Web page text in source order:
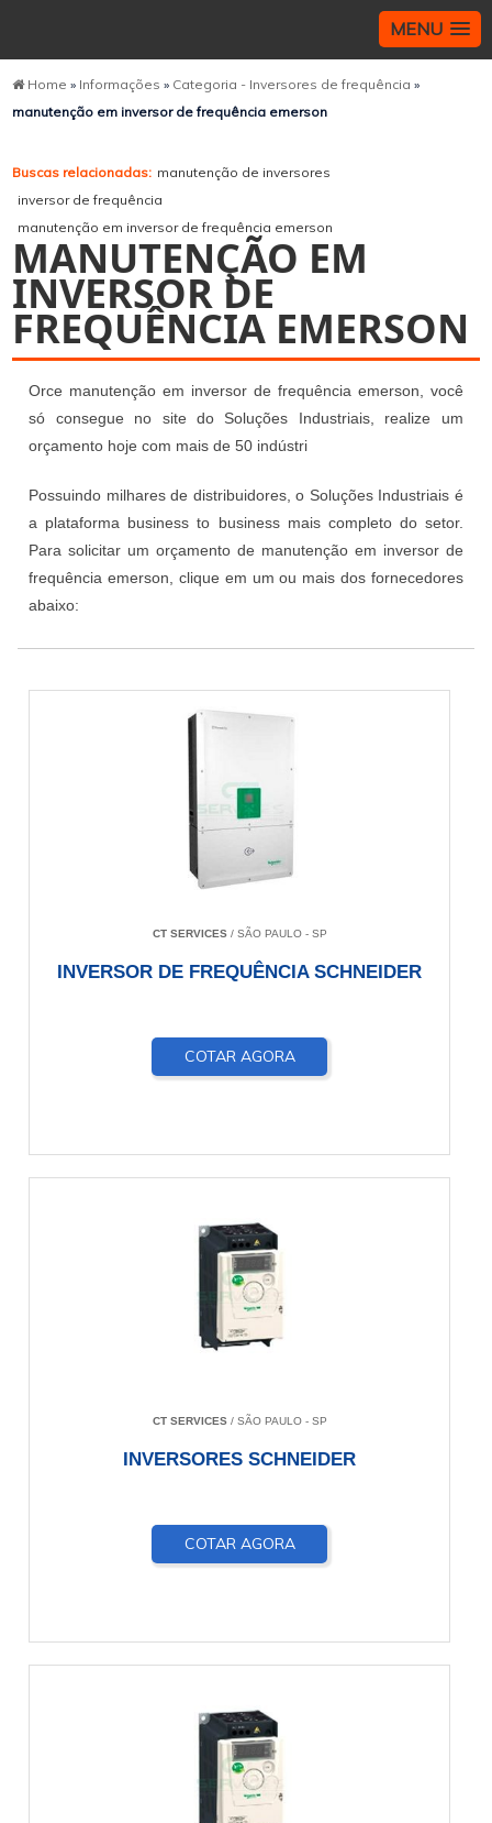
MENU
Home » Informações» Categoria - Inversores de frequência»
manutenção em inversor de frequência emerson
Buscas relacionadas: manutenção de inversores
inversor de frequência
manutenção em inversor de frequência emerson
MANUTENÇÃO EM
INVERSOR DE
FREQUÊNCIA EMERSON
Orce manutenção em inversor de frequência emerson, você
só consegue no site do Soluções Industriais, realize um
orçamento hoje com mais de 50 indústri
Possuindo milhares de distribuidores, o Soluções Industriais é
a plataforma business to business mais completo do setor.
Para solicitar um orçamento de manutenção em inversor de
frequência emerson, clique em um ou mais dos fornecedores
abaixo:
CT SERVICES/ SÃO PAULO - SP
INVERSOR DE FREQUÊNCIA SCHNEIDER
COTAR AGORA
CT SERVICES/ SÃO PAULO - SP
INVERSORES SCHNEIDER
COTAR AGORA